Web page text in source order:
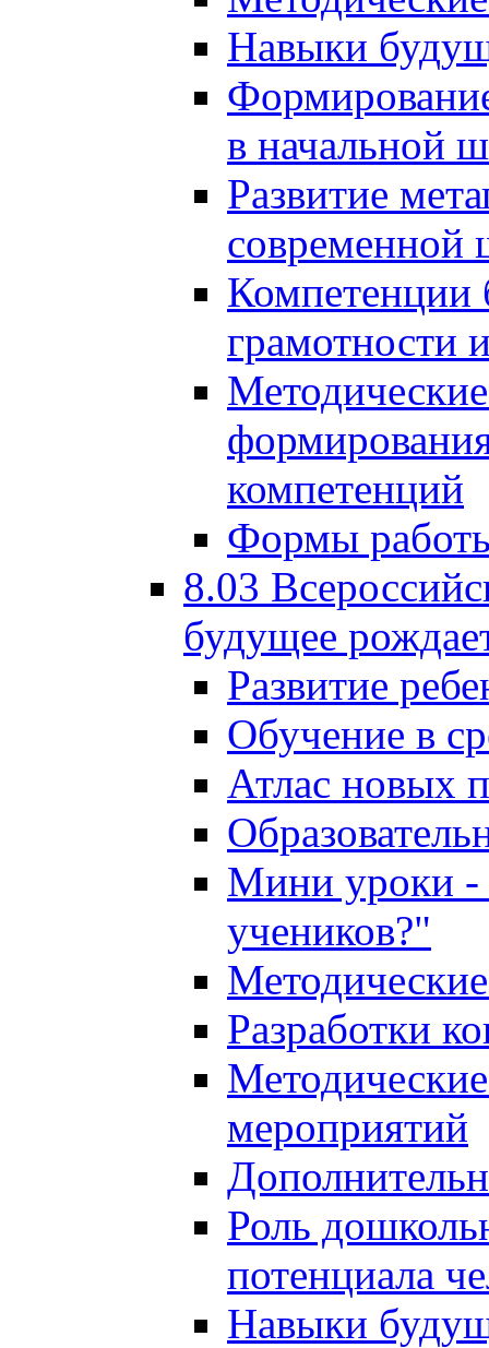
Навыки
в начальной
Развитие
современной
Компетенции
грамотности
компетенций
Формы
8.03
будущее
Развитие
Обучение в
Атлас новых
Мини уроки -
учеников?"
Разработки
мероприятий
Роль
потенциала
Навыки